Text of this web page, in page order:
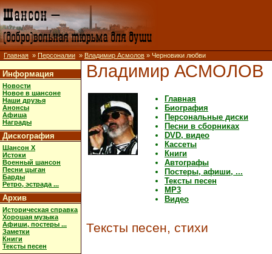
Главная » Персоналии » Владимир Асмолов » Черновики любви
Информация
Новости
Новое в шансоне
Наши друзья
Анонсы
Афиша
Награды
Дискография
Шансон X
Истоки
Военный шансон
Песни цыган
Барды
Ретро, эстрада ...
Архив
Историческая справка
Хорошая музыка
Афиши, постеры ...
Заметки
Книги
Тексты песен
Владимир АСМОЛОВ
Главная
Биография
Персональные диски
Песни в сборниках
DVD, видео
Кассеты
Книги
Автографы
Постеры, афиши, ...
Тексты песен
MP3
Видео
Тексты песен, стихи